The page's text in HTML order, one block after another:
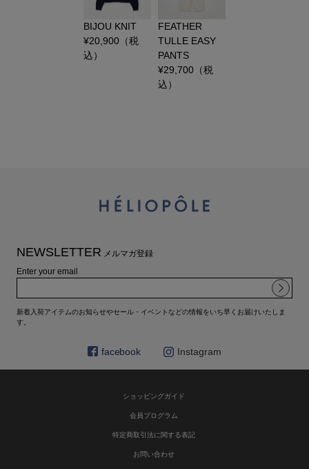
BIJOU KNIT
¥20,900 （税
込）
FEATHER
TULLE EASY
PANTS
¥29,700（税
込）
NEWSLETTER メルマガ登録
Enter your email
新着入荷アイテムのお知らせやセール・イベントなどの情報をいち早くお届けいたしま
す。
facebook Instagram
ショッピングガイド
会員プログラム
特定商取引法に関する表記
お問い合わせ